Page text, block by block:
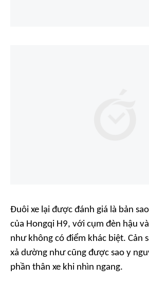
Đuôi xe lại được đánh giá là bản
của Hongqi H9, với cụm đèn hậu
như không có điểm khác biệt. Cản
xả dường như cũng được sao y
phần thân xe khi nhìn ngang.